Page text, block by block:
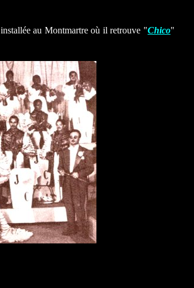
installée au Montmartre où il retrouve "Chico"